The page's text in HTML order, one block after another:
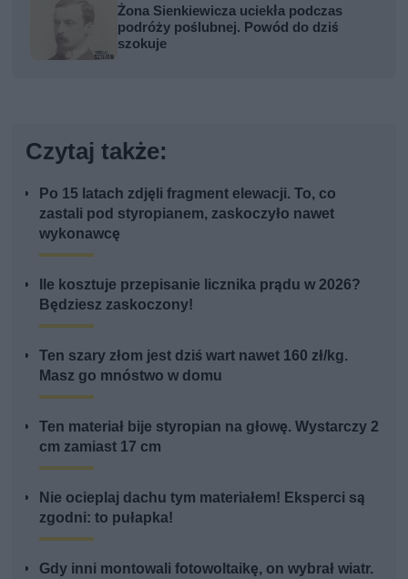
Żona Sienkiewicza uciekła podczas
podróży poślubnej. Powód do dziś
szokuje
Czytaj także:
Po 15 latach zdjęli fragment elewacji. To, co
zastali pod styropianem, zaskoczyło nawet
wykonawcę
Ile kosztuje przepisanie licznika prądu w 2026?
Będziesz zaskoczony!
Ten szary złom jest dziś wart nawet 160 zł/kg.
Masz go mnóstwo w domu
Ten materiał bije styropian na głowę. Wystarczy 2
cm zamiast 17 cm
Nie ocieplaj dachu tym materiałem! Eksperci są
zgodni: to pułapka!
Gdy inni montowali fotowoltaikę, on wybrał wiatr.